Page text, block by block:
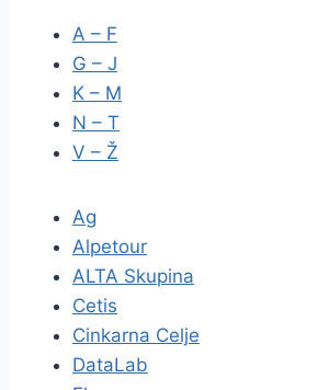
A – F
G – J
K – M
N – T
V – Ž
Ag
Alpetour
ALTA Skupina
Cetis
Cinkarna Celje
DataLab